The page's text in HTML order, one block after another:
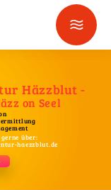
Häzzblut -
on Seel
über:
haezzblut.de